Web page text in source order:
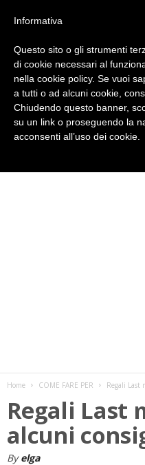
i
Home COME FARE PER Regali Last
Regali Last
alcuni
By elga
Informativa
Questo sito o gli strumenti
di cookie necessari al
nella cookie policy. Se vuoi
a tutti o ad alcuni cookie,
Chiudendo questo banner,
su un link o proseguendo la
acconsenti all’uso dei cookie.